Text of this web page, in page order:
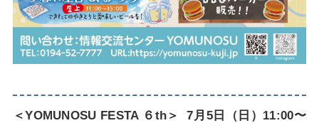
＜YOMUNOSU FESTA ６th＞7月5日（日）11:00〜